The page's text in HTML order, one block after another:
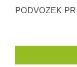
PODVOZEK